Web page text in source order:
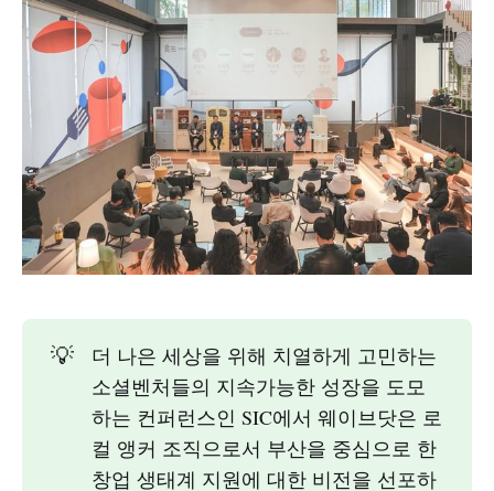
💡
더 나은 세상을 위해 치열하게 고민하는
소셜벤처들의 지속가능한 성장을 도모
하는 컨퍼런스인 SIC에서 웨이브닷은 로
컬 앵커 조직으로서 부산을 중심으로 한
창업 생태계 지원에 대한 비전을 선포하